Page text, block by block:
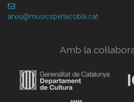
arxiu@musicsperlacobla.cat
Amb la